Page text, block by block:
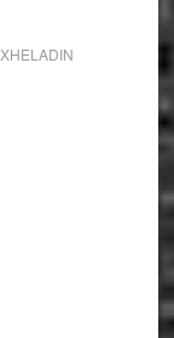
XHELADIN